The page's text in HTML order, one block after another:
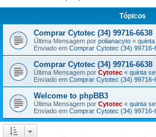
Tópicos
Comprar Cytotec (34) 99716-6638
Última Mensagem por polianacyto «
Enviado em Comprar Cytotec (34) 99716-
Comprar Cytotec (34) 99716-6638
Última Mensagem por Cytotec « quinta
Enviado em Comprar Cytotec (34) 99716-
Welcome to phpBB3
Última Mensagem por Cytotec « quinta
Enviado em Comprar Cytotec (34) 99716-